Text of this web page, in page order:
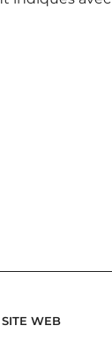
SITE WEB